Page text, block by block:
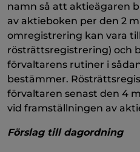
namn så att aktieägaren
av aktieboken per den 2
omregistrering kan vara
rösträttsregistrering) och
förvaltarens rutiner i
bestämmer.
förvaltaren senast den 4
vid framställningen av
Förslag till dagordning